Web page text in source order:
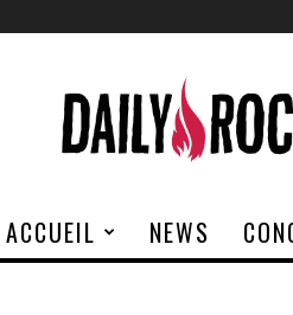
Rock
ACCUEIL NEWS